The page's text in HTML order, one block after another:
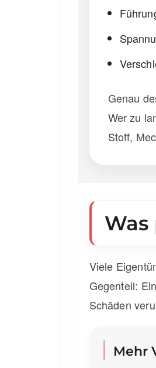
Genau
Wer zu
Stoff,
Viele
Gegenteil:
Schäden
Mehr